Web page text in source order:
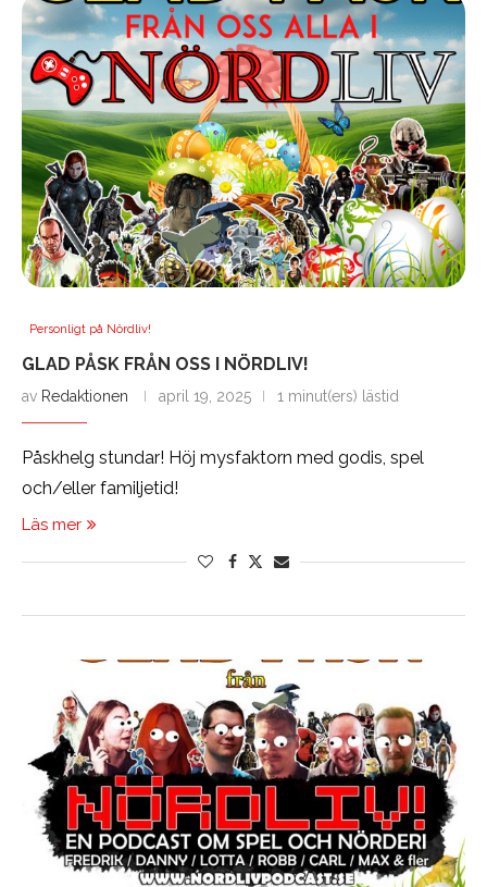
Personligt på Nördliv!
GLAD PÅSK FRÅN OSS I NÖRDLIV!
av Redaktionen april 19, 2025 1 minut(ers) lästid
Påskhelg stundar! Höj mysfaktorn med godis, spel
och/eller familjetid!
Läs mer